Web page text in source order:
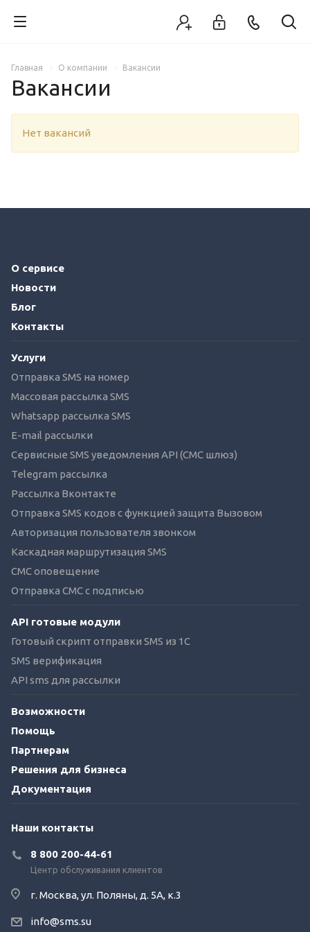
Главная О компании Вакансии
Вакансии
Нет вакансий
О сервисе
Новости
Блог
Контакты
Услуги
Отправка SMS на номер
Массовая рассылка SMS
Whatsapp рассылка SMS
E-mail рассылки
Сервисные SMS уведомления API (СМС шлюз)
Telegram рассылка
Рассылка Вконтакте
Отправка SMS кодов с функцией защита Вызовом
Авторизация пользователя звонком
Каскадная маршрутизация SMS
СМС оповещение
Отправка СМС с подписью
API готовые модули
Готовый скрипт отправки SMS из 1C
SMS верификация
API sms для рассылки
Возможности
Помощь
Партнерам
Решения для бизнеса
Документация
Наши контакты
8 800 200-44-61
Центр обслуживания клиентов
г. Москва, ул. Поляны, д. 5А, к.3
info@sms.su